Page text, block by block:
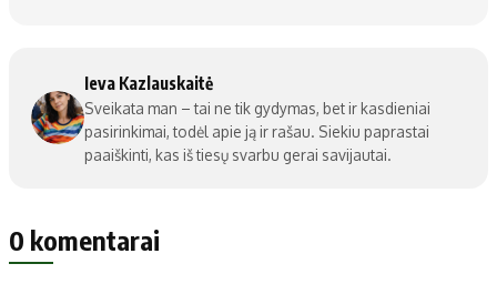
Ieva Kazlauskaitė
Sveikata man – tai ne tik gydymas, bet ir kasdieniai
pasirinkimai, todėl apie ją ir rašau. Siekiu paprastai
paaiškinti, kas iš tiesų svarbu gerai savijautai.
0 komentarai